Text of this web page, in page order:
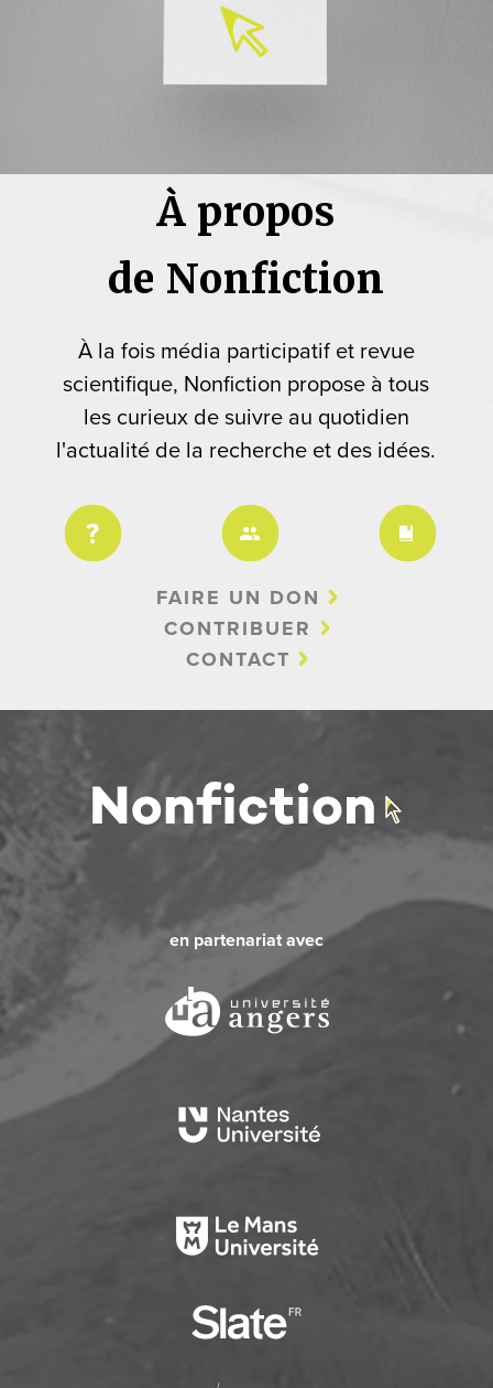
À propos
de Nonfiction
À la fois média participatif et revue
scientifique, Nonfiction propose à tous
les curieux de suivre au quotidien
l'actualité de la recherche et des idées.
FAIRE UN DON
CONTRIBUER
CONTACT
en partenariat avec